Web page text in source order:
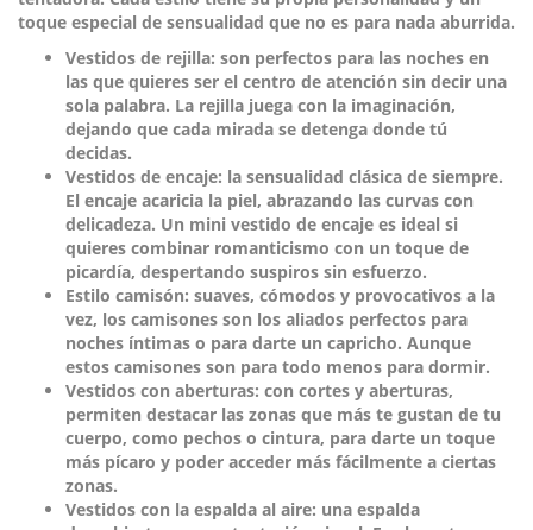
toque especial de sensualidad que no es para nada aburrida.
Vestidos de rejilla: son perfectos para las noches en
las que quieres ser el centro de atención sin decir una
sola palabra. La rejilla juega con la imaginación,
dejando que cada mirada se detenga donde tú
decidas.
Vestidos de encaje: la sensualidad clásica de siempre.
El encaje acaricia la piel, abrazando las curvas con
delicadeza. Un mini vestido de encaje es ideal si
quieres combinar romanticismo con un toque de
picardía, despertando suspiros sin esfuerzo.
Estilo camisón: suaves, cómodos y provocativos a la
vez, los camisones son los aliados perfectos para
noches íntimas o para darte un capricho. Aunque
estos camisones son para todo menos para dormir.
Vestidos con aberturas: con cortes y aberturas,
permiten destacar las zonas que más te gustan de tu
cuerpo, como pechos o cintura, para darte un toque
más pícaro y poder acceder más fácilmente a ciertas
zonas.
Vestidos con la espalda al aire: una espalda